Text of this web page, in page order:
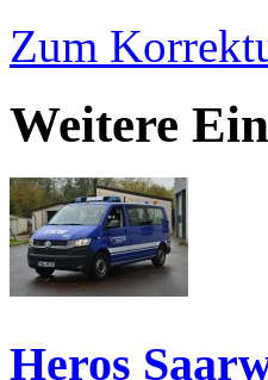
Zum
Weitere
Heros